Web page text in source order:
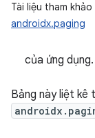
Tài liệu tham khảo
androidx.paging
của ứng dụng.
Bảng này liệt kê